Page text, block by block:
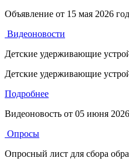
Объявление от 15 мая 2026
Видеоновости
Детские удерживающие
Детские удерживающие
Подробнее
Видеоновость от 05 июня
Опросы
Опросный лист для сбора